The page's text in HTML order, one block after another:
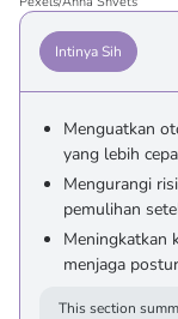
Intinya Sih
Menguatkan
yang lebih
Mengurangi
pemulihan
Meningkatkan
menjaga
This section